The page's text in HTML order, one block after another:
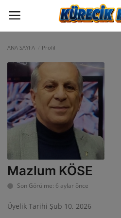
ANA SAYFA
GÜNCEL
POLİTİKA
EKONOMİ
YAZARLAR
BİLİM VE TEKNOLOJİ
ANA SAYFA Profil
Mazlum KÖSE
Son Görülme: 6 aylar önce
Üyelik Tarihi Şub 10, 2026